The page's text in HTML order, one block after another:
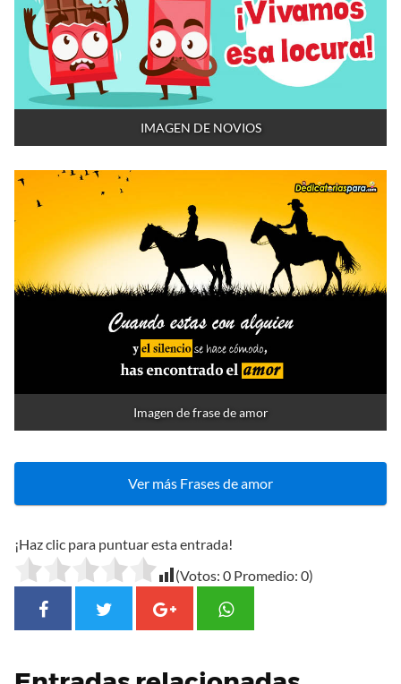
IMAGEN DE NOVIOS
Imagen de frase de amor
Ver más Frases de amor
¡Haz clic para puntuar esta entrada!
(Votos: 0 Promedio: 0)